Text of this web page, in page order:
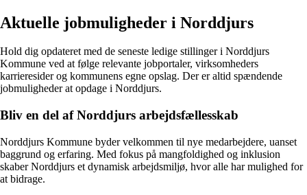
Aktuelle jobmuligheder i Norddjurs
Hold dig opdateret med de seneste ledige stillinger i Norddjurs
Kommune ved at følge relevante jobportaler, virksomheders
karrieresider og kommunens egne opslag. Der er altid spændende
jobmuligheder at opdage i Norddjurs.
Bliv en del af Norddjurs arbejdsfællesskab
Norddjurs Kommune byder velkommen til nye medarbejdere, uanset
baggrund og erfaring. Med fokus på mangfoldighed og inklusion
skaber Norddjurs et dynamisk arbejdsmiljø, hvor alle har mulighed for
at bidrage.